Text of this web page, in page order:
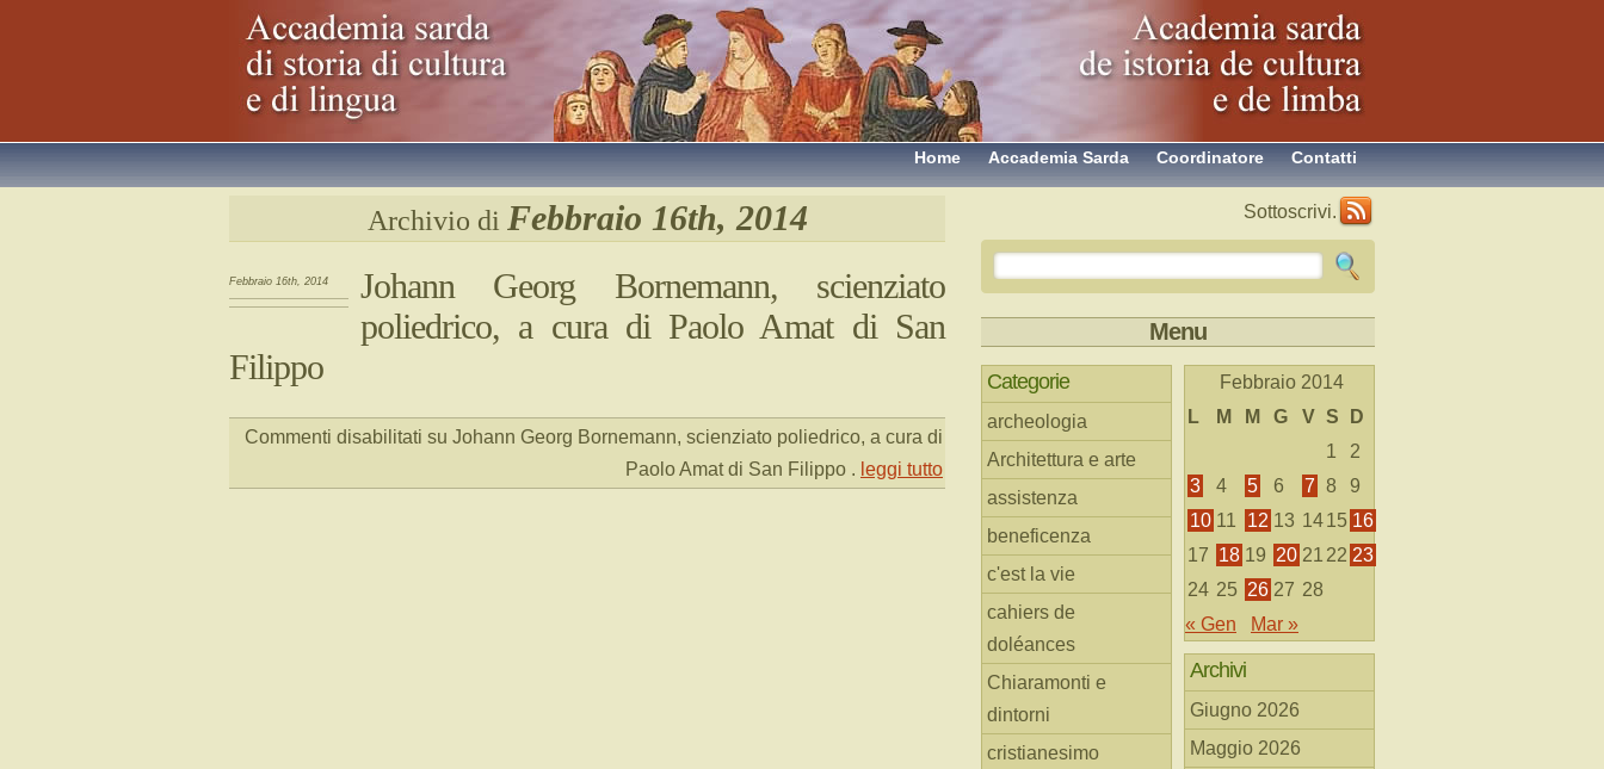
Contatti
Coordinatore
Accademia Sarda
Home
Archivio di Febbraio 16th, 2014
Febbraio 16th, 2014
Johann Georg Bornemann, scienziato
poliedrico, a cura di Paolo Amat di San
Filippo
Commenti disabilitati su Johann Georg Bornemann, scienziato poliedrico, a cura di
Paolo Amat di San Filippo . leggi tutto
Sottoscrivi.
Menu
Categorie
archeologia
Architettura e arte
assistenza
beneficenza
c'est la vie
cahiers de
doléances
Chiaramonti e
dintorni
cristianesimo
Febbraio 2014
L
M M G V S
D
1
2
3
4 5 6 7 8
9
10 11 12 13 1415 16
17 18 19 20 21 22 23
24 25 26 27 28
« Gen
Mar »
Archivi
Giugno 2026
Maggio 2026